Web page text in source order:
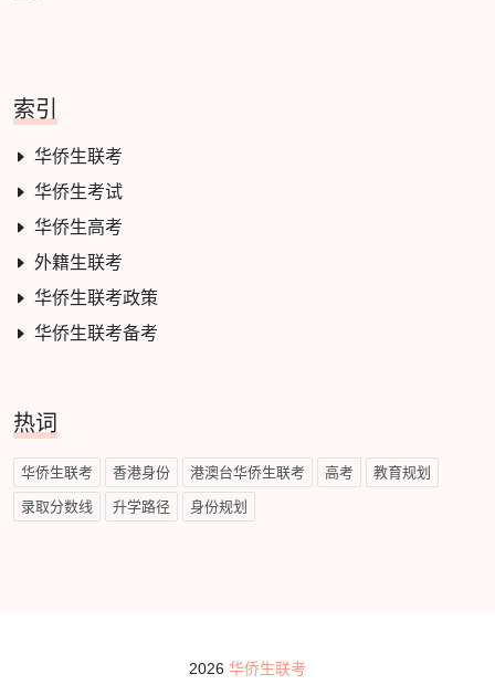
索引
华侨生联考
华侨生考试
华侨生高考
外籍生联考
华侨生联考政策
华侨生联考备考
热词
华侨生联考 香港身份 港澳台华侨生联考 高考 教育规划
录取分数线 升学路径 身份规划
2026 华侨生联考